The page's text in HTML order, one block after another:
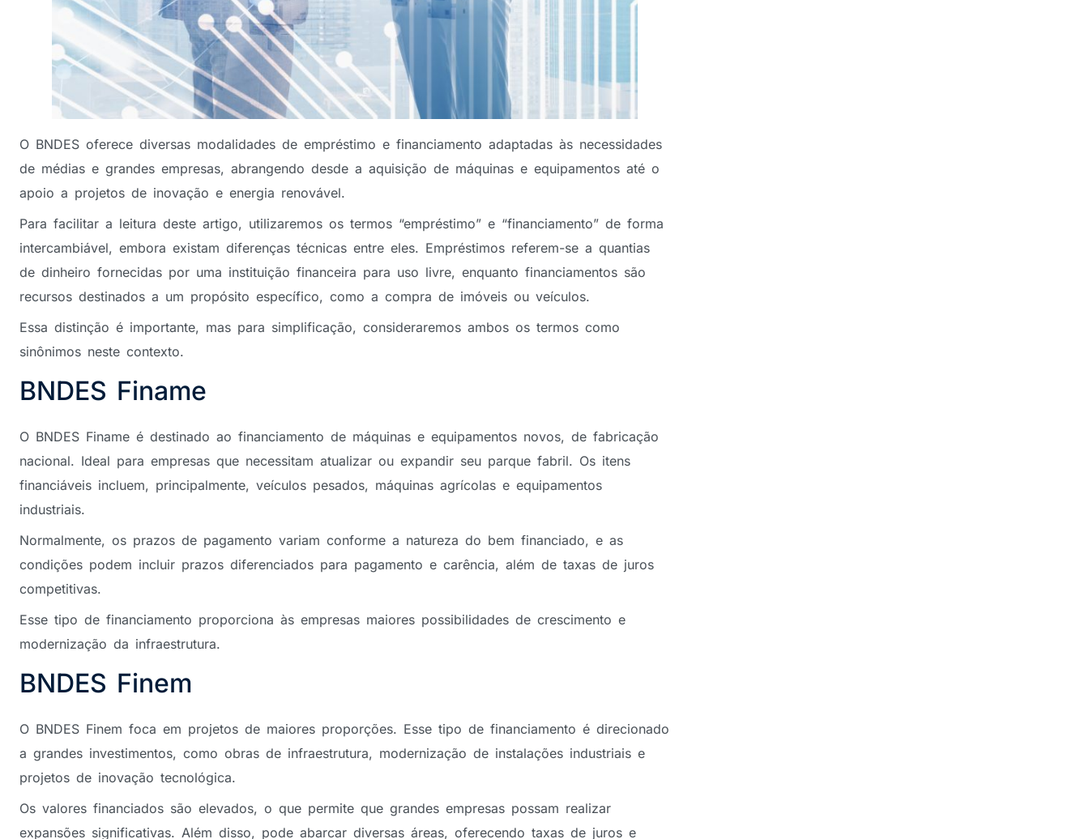
O BNDES oferece diversas modalidades de empréstimo e financiamento adaptadas às necessidades
de médias e grandes empresas, abrangendo desde a aquisição de máquinas e equipamentos até o
apoio a projetos de inovação e energia renovável.
Para facilitar a leitura deste artigo, utilizaremos os termos “empréstimo” e “financiamento” de forma
intercambiável, embora existam diferenças técnicas entre eles. Empréstimos referem-se a quantias
de dinheiro fornecidas por uma instituição financeira para uso livre, enquanto financiamentos são
recursos destinados a um propósito específico, como a compra de imóveis ou veículos.
Essa distinção é importante, mas para simplificação, consideraremos ambos os termos como
sinônimos neste contexto.
BNDES Finame
O BNDES Finame é destinado ao financiamento de máquinas e equipamentos novos, de fabricação
nacional. Ideal para empresas que necessitam atualizar ou expandir seu parque fabril. Os itens
financiáveis incluem, principalmente, veículos pesados, máquinas agrícolas e equipamentos
industriais.
Normalmente, os prazos de pagamento variam conforme a natureza do bem financiado, e as
condições podem incluir prazos diferenciados para pagamento e carência, além de taxas de juros
competitivas.
Esse tipo de financiamento proporciona às empresas maiores possibilidades de crescimento e
modernização da infraestrutura.
BNDES Finem
O BNDES Finem foca em projetos de maiores proporções. Esse tipo de financiamento é direcionado
a grandes investimentos, como obras de infraestrutura, modernização de instalações industriais e
projetos de inovação tecnológica.
Os valores financiados são elevados, o que permite que grandes empresas possam realizar
expansões significativas. Além disso, pode abarcar diversas áreas, oferecendo taxas de juros e